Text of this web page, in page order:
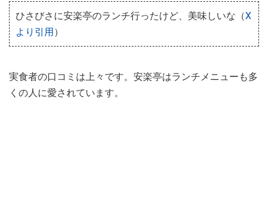
ひさびさに安楽亭のランチ行ったけど、美味しいな（X
より引用）
実食者の口コミは上々です。安楽亭はランチメニューも多
くの人に愛されています。